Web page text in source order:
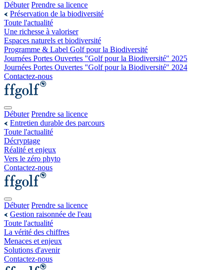
Débuter Prendre sa licence
Préservation de la biodiversité
Toute l'actualité
Une richesse à valoriser
Espaces naturels et biodiversité
Programme & Label Golf pour la Biodiversité
Journées Portes Ouvertes "Golf pour la Biodiversité" 2025
Journées Portes Ouvertes "Golf pour la Biodiversité" 2024
Contactez-nous
Débuter Prendre sa licence
Entretien durable des parcours
Toute l'actualité
Décryptage
Réalité et enjeux
Vers le zéro phyto
Contactez-nous
Débuter Prendre sa licence
Gestion raisonnée de l'eau
Toute l'actualité
La vérité des chiffres
Menaces et enjeux
Solutions d'avenir
Contactez-nous